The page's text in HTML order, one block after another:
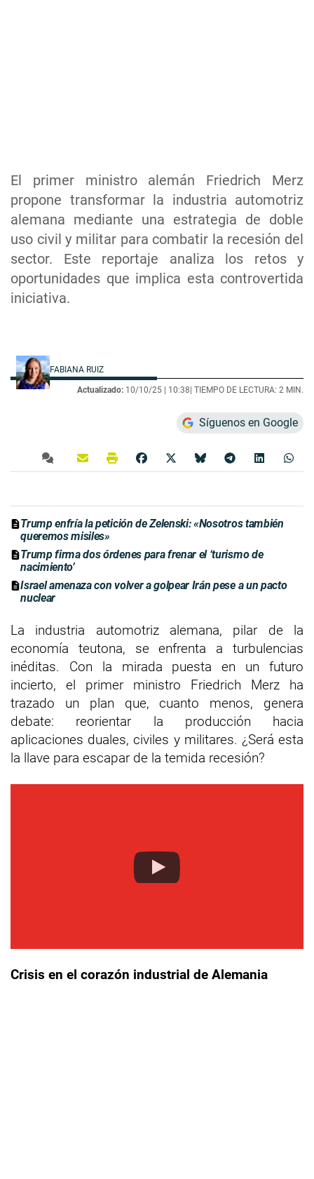
El primer ministro alemán Friedrich Merz
propone transformar la industria automotriz
alemana mediante una estrategia de doble
uso civil y militar para combatir la recesión del
sector. Este reportaje analiza los retos y
oportunidades que implica esta controvertida
iniciativa.
FABIANA RUIZ
Actualizado: 10/10/25 | 10:38| TIEMPO DE LECTURA: 2 MIN.
Síguenos en Google
Trump enfría la petición de Zelenski: «Nosotros también
queremos misiles»
Trump firma dos órdenes para frenar el ‘turismo de
nacimiento’
Israel amenaza con volver a golpear Irán pese a un pacto
nuclear
La industria automotriz alemana, pilar de la
economía teutona, se enfrenta a turbulencias
inéditas. Con la mirada puesta en un futuro
incierto, el primer ministro Friedrich Merz ha
trazado un plan que, cuanto menos, genera
debate: reorientar la producción hacia
aplicaciones duales, civiles y militares. ¿Será esta
la llave para escapar de la temida recesión?
Crisis en el corazón industrial de Alemania